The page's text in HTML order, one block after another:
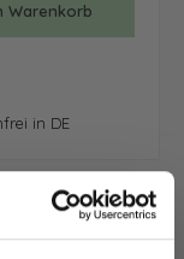
Warenkorb
in DE